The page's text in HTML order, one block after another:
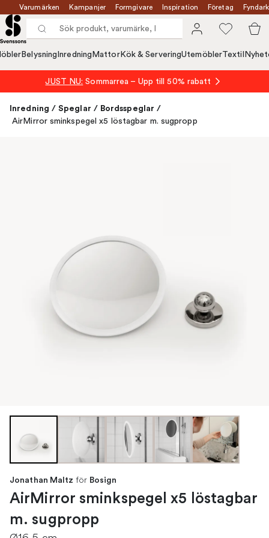
Varumärken Kampanjer Formgivare Inspiration Företag
Belysning Inredning MattorKök & ServeringUtemöblerTextil
JUST NU: Sommarrea – Upp till 50% rabatt
Inredning / Speglar / Bordsspeglar /
AirMirror sminkspegel x5 löstagbar m. sugpropp
Jonathan Maltz för Bosign
AirMirror sminkspegel x5 löstagbar
m. sugpropp